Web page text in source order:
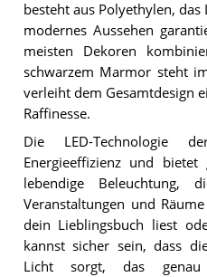
besteht aus Polyethylen,
modernes Aussehen
meisten Dekoren
schwarzem Marmor steht
verleiht dem Gesamtdesign
Raffinesse.
Die LED-Technologie
Energieeffizienz und
lebendige Beleuchtung,
Veranstaltungen und
dein Lieblingsbuch liest
kannst sicher sein, dass
Licht sorgt, das